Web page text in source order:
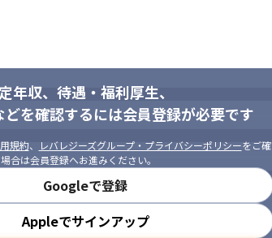
年収、待遇・福利厚生、
どを確認するには会員登録が必要です
規約、 レバレジーズグループ・プライバシーポリシーをご確
合は会員登録へお進みください。
Googleで登録
Appleでサインアップ